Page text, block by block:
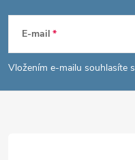
p
a
E-mail
Vložením e-mailu souhlasíte s